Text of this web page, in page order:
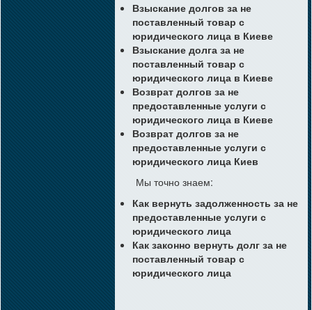
Взыскание долгов за не
поставленный товар с
юридического лица в Киеве
Взыскание долга за не
поставленный товар с
юридического лица в Киеве
Возврат долгов за не
предоставленные услуги с
юридического лица в Киеве
Возврат долгов за не
предоставленные услуги с
юридического лица Киев
Мы точно знаем:
Как вернуть задолженность за не
предоставленные услуги с
юридического лица
Как законно вернуть долг за не
поставленный товар с
юридического лица